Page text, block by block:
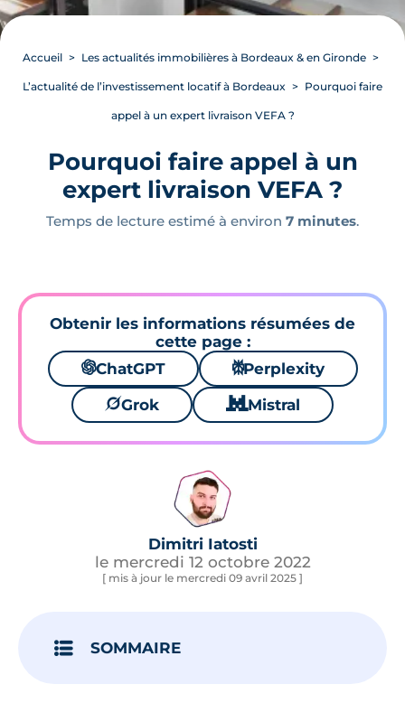
Accueil Les actualités immobilières à Bordeaux & en Gironde
L’actualité de l’investissement locatif à Bordeaux Pourquoi faire
appel à un expert livraison VEFA ?
Pourquoi faire appel à un
expert livraison VEFA ?
Temps de lecture estimé à environ 7 minutes.
Obtenir les informations résumées de
cette page :
🌌ChatGPT ⚙Perplexity
🪐Grok 🐱 Mistral
Dimitri Iatosti
le mercredi 12 octobre 2022
[ mis à jour le mercredi 09 avril 2025 ]
SOMMAIRE